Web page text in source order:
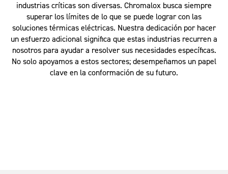
industrias críticas son diversas. Chromalox busca siempre
superar los límites de lo que se puede lograr con las
soluciones térmicas eléctricas. Nuestra dedicación por hacer
un esfuerzo adicional significa que estas industrias recurren a
nosotros para ayudar a resolver sus necesidades específicas.
No solo apoyamos a estos sectores; desempeñamos un papel
clave en la conformación de su futuro.